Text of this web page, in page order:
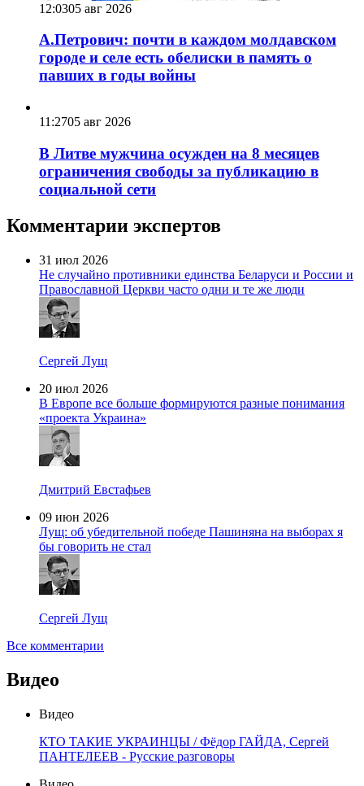
12:0305 авг 2026
А.Петрович: почти в каждом молдавском
городе и селе есть обелиски в память о
павших в годы войны
11:2705 авг 2026
В Литве мужчина осужден на 8 месяцев
ограничения свободы за публикацию в
социальной сети
Комментарии экспертов
31 июл 2026
Не случайно противники единства Беларуси и России и
Православной Церкви часто одни и те же люди
Сергей Лущ
20 июл 2026
В Европе все больше формируются разные понимания
«проекта Украина»
Дмитрий Евстафьев
09 июн 2026
Лущ: об убедительной победе Пашиняна на выборах я
бы говорить не стал
Сергей Лущ
Все комментарии
Видео
Видео
КТО ТАКИЕ УКРАИНЦЫ / Фёдор ГАЙДА, Сергей
ПАНТЕЛЕЕВ - Русские разговоры